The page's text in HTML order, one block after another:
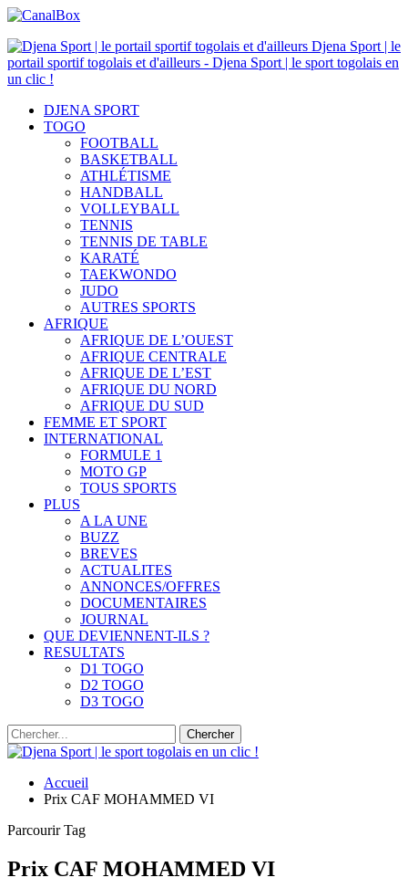
Djena Sport | le
portail sportif togolais et d'ailleurs - Djena Sport | le sport togolais en
un clic !
DJENA SPORT
TOGO
FOOTBALL
BASKETBALL
ATHLÉTISME
HANDBALL
VOLLEYBALL
TENNIS
TENNIS DE TABLE
KARATÉ
TAEKWONDO
JUDO
AUTRES SPORTS
AFRIQUE
AFRIQUE DE L’OUEST
AFRIQUE CENTRALE
AFRIQUE DE L’EST
AFRIQUE DU NORD
AFRIQUE DU SUD
FEMME ET SPORT
INTERNATIONAL
FORMULE 1
MOTO GP
TOUS SPORTS
PLUS
A LA UNE
BUZZ
BREVES
ACTUALITES
ANNONCES/OFFRES
DOCUMENTAIRES
JOURNAL
QUE DEVIENNENT-ILS ?
RESULTATS
D1 TOGO
D2 TOGO
D3 TOGO
Accueil
Prix CAF MOHAMMED VI
Parcourir Tag
Prix CAF MOHAMMED VI